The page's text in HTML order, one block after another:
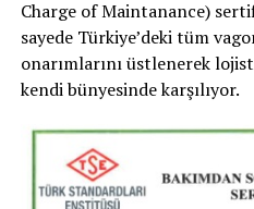
Charge of Maintanance)
sayede Türkiye’deki tüm
onarımlarını üstlenerek
kendi bünyesinde karşılıyor.